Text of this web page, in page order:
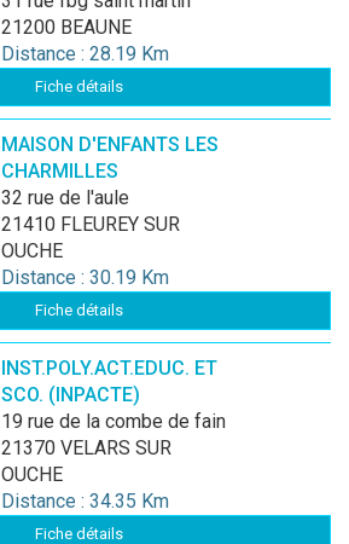
21200 BEAUNE
Distance : 28.19 Km
Fiche détails
MAISON D'ENFANTS LES
CHARMILLES
32 rue de l'aule
21410 FLEUREY SUR
OUCHE
Distance : 30.19 Km
Fiche détails
INST.POLY.ACT.EDUC. ET
SCO. (INPACTE)
19 rue de la combe de fain
21370 VELARS SUR
OUCHE
Distance : 34.35 Km
Fiche détails